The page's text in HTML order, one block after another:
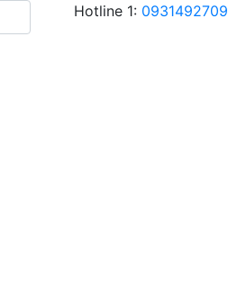
Hotline 1: 0931492709